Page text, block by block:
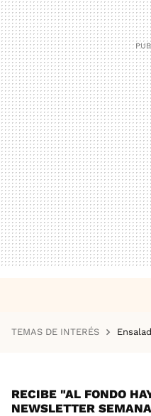
TEMAS DE INTERÉS
RECIBE "AL FONDO
NEWSLETTER